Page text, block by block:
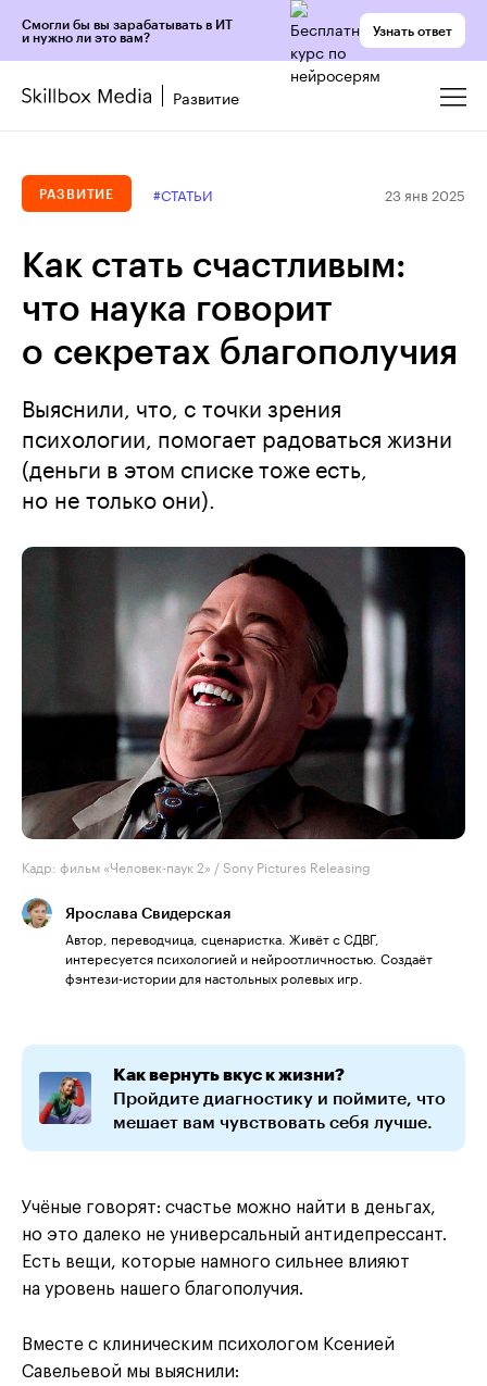
Смогли бы вы зарабатывать в ИТ
и нужно ли это вам?
Узнать ответ
Развитие
РАЗВИТИЕ #СТАТЬИ 23 янв 2025
Как стать счастливым:
что наука говорит
о секретах благополучия
Выяснили, что, с точки зрения
психологии, помогает радоваться жизни
(деньги в этом списке тоже есть,
но не только они).
Кадр: фильм «Человек-паук 2» / Sony Pictures Releasing
Ярослава Свидерская
Автор, переводчица, сценаристка. Живёт с СДВГ,
интересуется психологией и нейроотличностью. Создаёт
фэнтези-истории для настольных ролевых игр.
Как вернуть вкус к жизни?
Пройдите диагностику и поймите, что
мешает вам чувствовать себя лучше.
Учёные говорят: счастье можно найти в деньгах,
но это далеко не универсальный антидепрессант.
Есть вещи, которые намного сильнее влияют
на уровень нашего благополучия.
Вместе с клиническим психологом Ксенией
Савельевой мы выяснили: